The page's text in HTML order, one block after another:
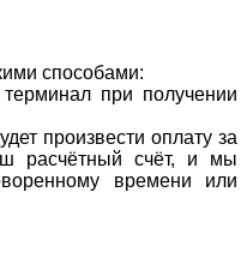
способами:
при получении
произвести оплату за
расчётный счёт, и мы
времени или